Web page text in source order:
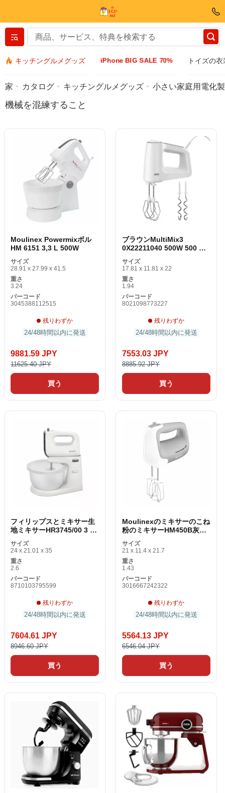
キッチングルメグッズ iPhone BIG SALE 70% トイズの衣
Вернуться назад
アクセサリー
ジュエリー
家 カタログ キッチングルメグッズ 小さい家庭用電化
機械を混練すること
Moulinex Powermixボル
HM 6151 3,3 L 500W
サイズ
28.91 x 27.99 x 41.5
重さ
3.24
バーコード
3045388112515
残りわずか
24/48時間以内に発送
9881.59 JPY
11625.40 JPY
買う
ブラウンMultiMix3
0X22211040 500W 500 W
サイズ
17.81 x 11.81 x 22
重さ
1.94
バーコード
8021098773227
残りわずか
24/48時間以内に発送
7553.03 JPY
8885.92 JPY
買う
フィリップスとミキサー生
地ミキサーHR3745/00 3 L
サイズ
24 x 21.01 x 35
重さ
2.6
バーコード
8710103795599
残りわずか
24/48時間以内に発送
7604.61 JPY
8946.60 JPY
買う
Moulinexのミキサーのこね
粉のミキサーHM450B灰色
サイズ
21 x 11.4 x 21.7
重さ
1.43
バーコード
3016667242322
残りわずか
24/48時間以内に発送
5564.13 JPY
6546.04 JPY
買う